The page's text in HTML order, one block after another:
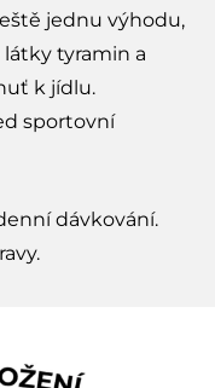
jednu výhodu,
tyramin a
k jídlu.
sportovní
dávkování.